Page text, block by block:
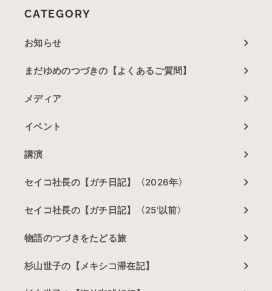
CATEGORY
お知らせ
まだゆめのつづきの【よくあるご質問】
メディア
イベント
講演
セイコ社長の【ガチ日記】〈2026年〉
セイコ社長の【ガチ日記】〈25'以前〉
物語のつづきをたどる旅
杉山世子の【メキシコ滞在記】